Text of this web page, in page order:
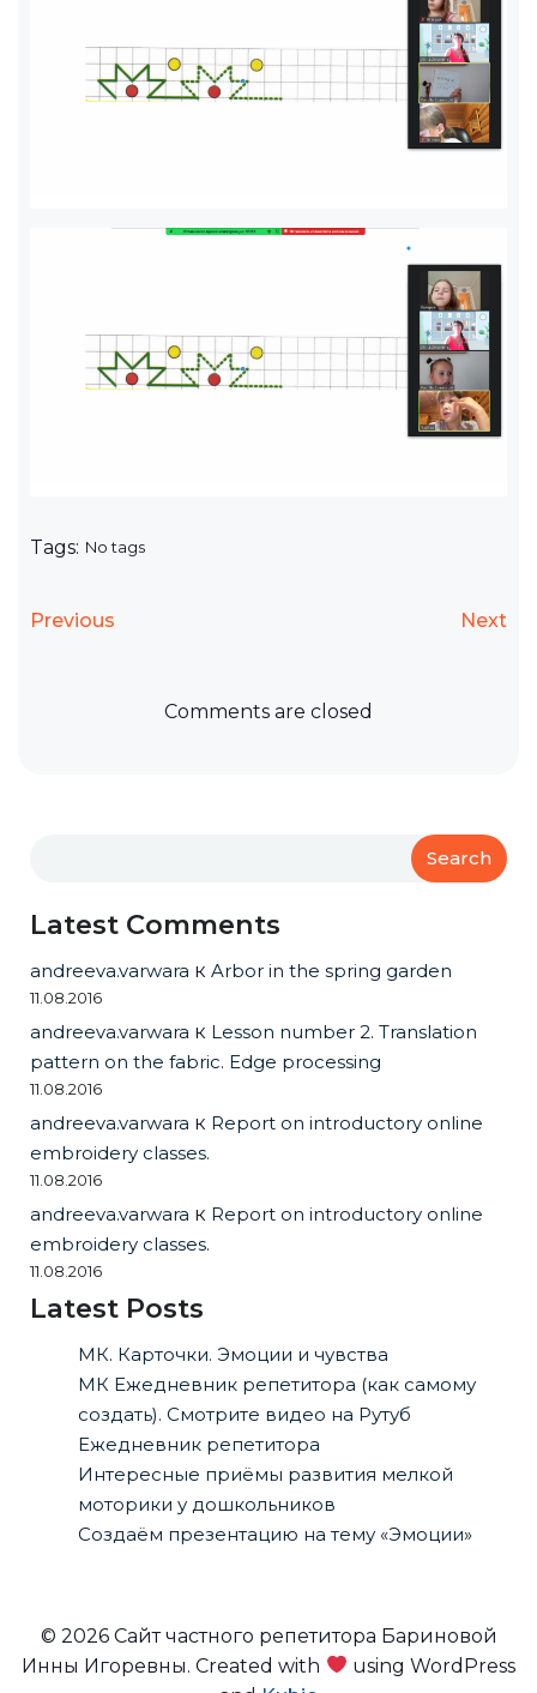
Tags: No tags
Previous Next
Comments are closed
Search
Latest Comments
andreeva.varwara к Arbor in the spring garden
11.08.2016
andreeva.varwara к Lesson number 2. Translation
pattern on the fabric. Edge processing
11.08.2016
andreeva.varwara к Report on introductory online
embroidery classes.
11.08.2016
andreeva.varwara к Report on introductory online
embroidery classes.
11.08.2016
Latest Posts
МК. Карточки. Эмоции и чувства
МК Ежедневник репетитора (как самому
создать). Смотрите видео на Рутуб
Ежедневник репетитора
Интересные приёмы развития мелкой
моторики у дошкольников
Создаём презентацию на тему «Эмоции»
© 2026 Сайт частного репетитора Бариновой
Инны Игоревны. Created with
using WordPress